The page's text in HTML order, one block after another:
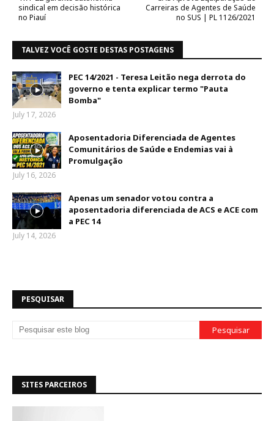
Carreiras de Agentes de Saúde
no SUS | PL 1126/2021
sindical em decisão histórica
no Piauí
TALVEZ VOCÊ GOSTE DESTAS POSTAGENS
PEC 14/2021 - Teresa Leitão nega derrota do
governo e tenta explicar termo "Pauta
Bomba"
July 17, 2026
Aposentadoria Diferenciada de Agentes
Comunitários de Saúde e Endemias vai à
Promulgação
July 16, 2026
Apenas um senador votou contra a
aposentadoria diferenciada de ACS e ACE com
a PEC 14
July 14, 2026
PESQUISAR
SITES PARCEIROS